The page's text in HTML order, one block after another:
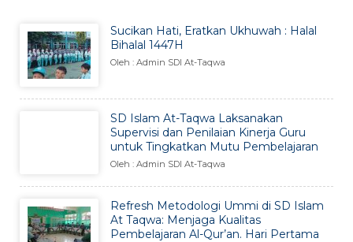
Sucikan Hati, Eratkan Ukhuwah : Halal
Bihalal 1447H
Oleh : Admin SDI At-Taqwa
SD Islam At-Taqwa Laksanakan
Supervisi dan Penilaian Kinerja Guru
untuk Tingkatkan Mutu Pembelajaran
Oleh : Admin SDI At-Taqwa
Refresh Metodologi Ummi di SD Islam
At Taqwa: Menjaga Kualitas
Pembelajaran Al-Qur’an. Hari Pertama